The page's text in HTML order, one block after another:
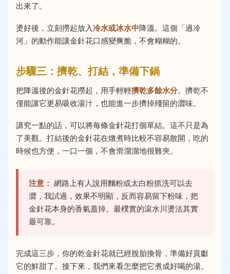
出來了。
燙好後，立刻撈起放入冷水或冰水中降溫。這個「過冷
河」的動作能讓金針花口感變爽脆，不會糊糊的。
步驟三：擠乾、打結，準備下鍋
把降溫後的金針花撈起，用手輕輕擠乾多餘水分。擠乾不
僅能讓它更易吸收湯汁，也能進一步擠掉殘留的澀味。
講究一點的話，可以將每條金針花打個單結。這不只是為
了美觀。打結後的金針花在燉煮時比較不容易散開，吃的
時候也方便，一口一個，不會滑溜溜地很難夾。
注意： 網路上有人說用麵粉或太白粉抓洗可以去
澀，我試過，效果不明顯，反而容易留下粉味，把
金針花本身的香氣蓋掉。最樸實的滾水川燙法其實
最可靠。
完成這三步，你的乾金針花就已經脫胎換骨，準備好貢獻
它的鮮甜了。接下來，我們來看怎麼把它煮成好喝的湯。